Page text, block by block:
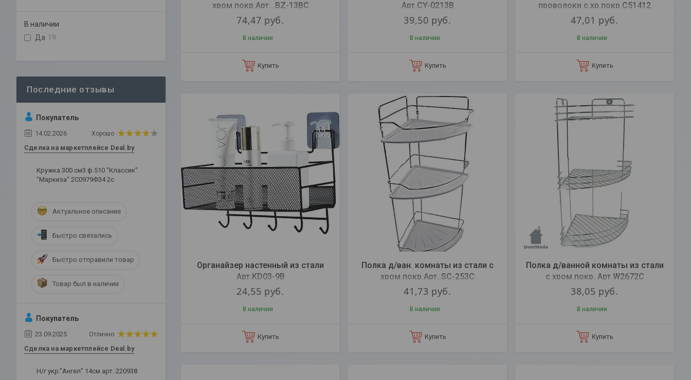
хром.покр.Арт...BZ-13BC
74,47 руб.
В наличии
Купить
Арт.CY-0213B
39,50 руб.
В наличии
Купить
проволоки с хр.покр.C51412
47,01 руб.
В наличии
Купить
Органайзер настенный из стали
Арт.KD03-9B
24,55 руб.
В наличии
Купить
Полка д/ван. комнаты из стали с
хром.покр.Арт..SC-253C
41,73 руб.
В наличии
Купить
Полка д/ванной комнаты из стали
с хром.покр. Арт.W2672С
38,05 руб.
В наличии
Купить
В наличии
Да 19
Покупатель
14.02.2026 Хорошо
Сделка на маркетплейсе Deal.by
Кружка 300 см3 ф.510 "Классик"
"Маркиза" 2С0979Ф34 2с
Актуальное описание
Быстро связались
Быстро отправили товар
Товар был в наличии
Покупатель
23.09.2025 Отлично
Сделка на маркетплейсе Deal.by
Н/г укр."Ангел" 14см арт. 220938